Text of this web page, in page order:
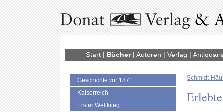
Start| Bücher| Autoren | Verlag |
Geschichte vor 1871
Kaiserreich
Erster Weltkrieg
Schmidt-